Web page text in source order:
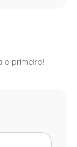
o primeiro!